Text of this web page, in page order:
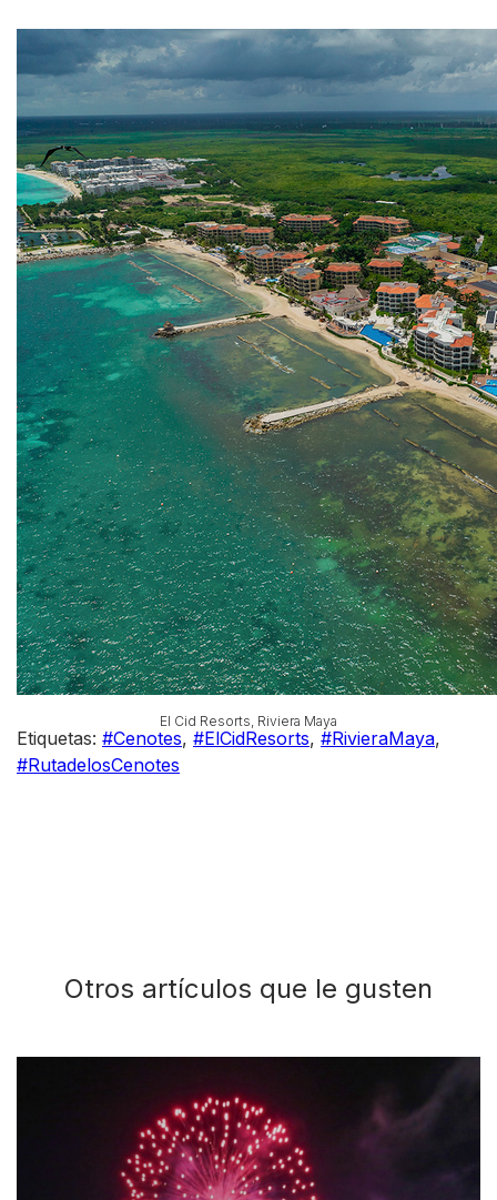
El Cid Resorts, Riviera Maya
Etiquetas: #Cenotes, #ElCidResorts, #RivieraMaya,
#RutadelosCenotes
Otros artículos que le gusten